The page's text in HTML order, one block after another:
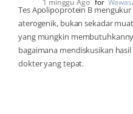
1 minggu Ago for
Tes Apolipoprotein B
aterogenik, bukan sekadar
yang mungkin
bagaimana mendiskusikan
dokter yang tepat.